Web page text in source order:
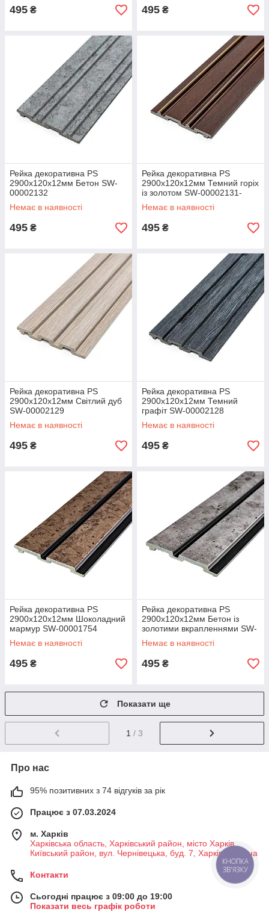
495 ₴ 495 ₴
Рейка декоративна PS
2900х120х12мм Бетон SW-
00002132
Немає в наявності
495 ₴
Рейка декоративна PS
2900х120х12мм Темний горіх
із золотом SW-00002131-
Немає в наявності
495 ₴
Рейка декоративна PS
2900х120х12мм Світлий дуб
SW-00002129
Немає в наявності
495 ₴
Рейка декоративна PS
2900х120х12мм Темний
графіт SW-00002128
Немає в наявності
495 ₴
Рейка декоративна PS
2900х120х12мм Шоколадний
мармур SW-00001754
Немає в наявності
495 ₴
Рейка декоративна PS
2900х120х12мм Бетон із
золотими вкрапленнями SW-
00001752
Немає в наявності
495 ₴
Показати ще
1 / 3
Про нас
95% позитивних з 74 відгуків за рік
Працює з 07.03.2024
м. Харків
Харківська область, Харківський район, місто Харків,
Київський район, вул. Чернівецька, буд. 7, Харків, Україна
Контакти
Сьогодні працює з 09:00 до 19:00
Показати весь графік роботи
КНОПКА
ЗВ'ЯЗКУ